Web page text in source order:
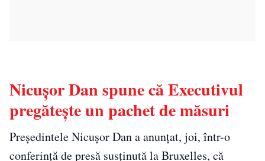
Nicușor Dan spune că Executivul
pregătește un pachet de măsuri
Președintele Nicușor Dan a anunțat, joi, într-o
conferință de presă susținută la Bruxelles, că